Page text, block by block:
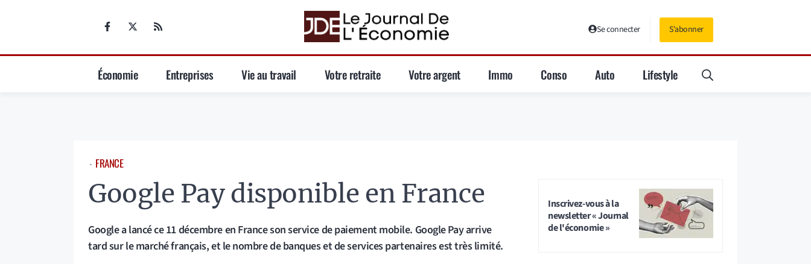
Se connecter S'abonner
Économie Entreprises Vie au travail Votre retraite Votre argent Immo Conso Auto Lifestyle
⋅ FRANCE
Google Pay disponible en France
Google a lancé ce 11 décembre en France son service de paiement mobile. Google Pay arrive
tard sur le marché français, et le nombre de banques et de services partenaires est très limité.
Inscrivez-vous à la
newsletter « Journal
de l'économie »